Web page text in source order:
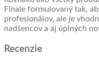
Finale formulovaný tak,
profesionálov, ale je
nadšencov a aj úplných
Recenzie